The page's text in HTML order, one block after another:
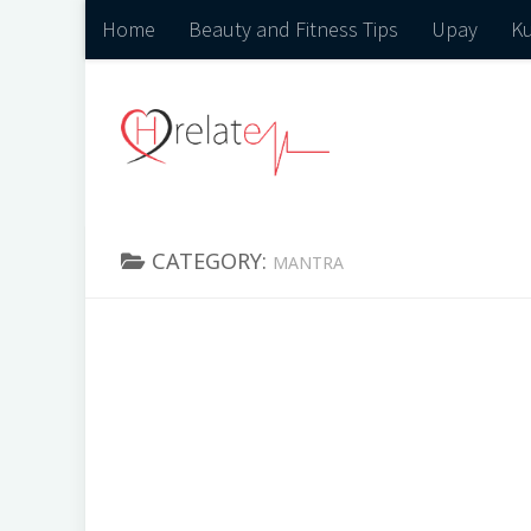
Home Beauty and Fitness Tips Upay
CATEGORY: MANTRA